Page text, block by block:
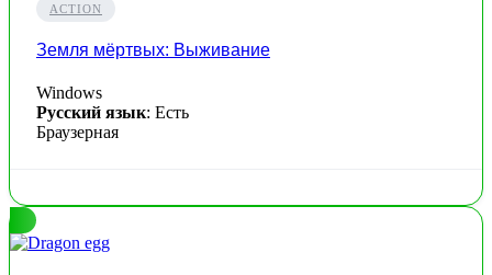
ACTION
Земля мёртвых: Выживание
Windows
Русский язык: Есть
Браузерная